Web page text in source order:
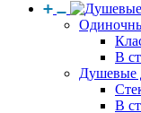
В
Душевые
В